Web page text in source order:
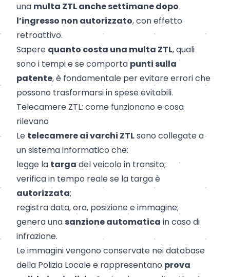
una multa ZTL anche settimane dopo
l’ingresso non autorizzato, con effetto
retroattivo.
Sapere quanto costa una multa ZTL, quali
sono i tempi e se comportapunti sulla
patente, è fondamentale per evitare errori che
possono trasformarsi in spese evitabili.
Telecamere ZTL: come funzionano e cosa
rilevano
Le telecamere ai varchi ZTLsono collegate a
un sistema informatico che:
legge la targadel veicolo in transito;
verifica in tempo reale se la targa è
autorizzata;
registra data, ora, posizione e immagine;
genera una sanzione automatica in caso di
infrazione.
Le immagini vengono conservate nei database
della Polizia Locale e rappresentano prova